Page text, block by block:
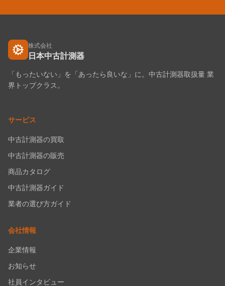
株式会社
日本中古計測器
「もったいない」を「あったら良いな」に。中古計測器取扱量 業
界トップクラス。
サービス
中古計測器の買取
中古計測器の販売
商品カタログ
中古計測器ガイド
業者の選び方ガイド
会社情報
企業情報
お知らせ
社員インタビュー